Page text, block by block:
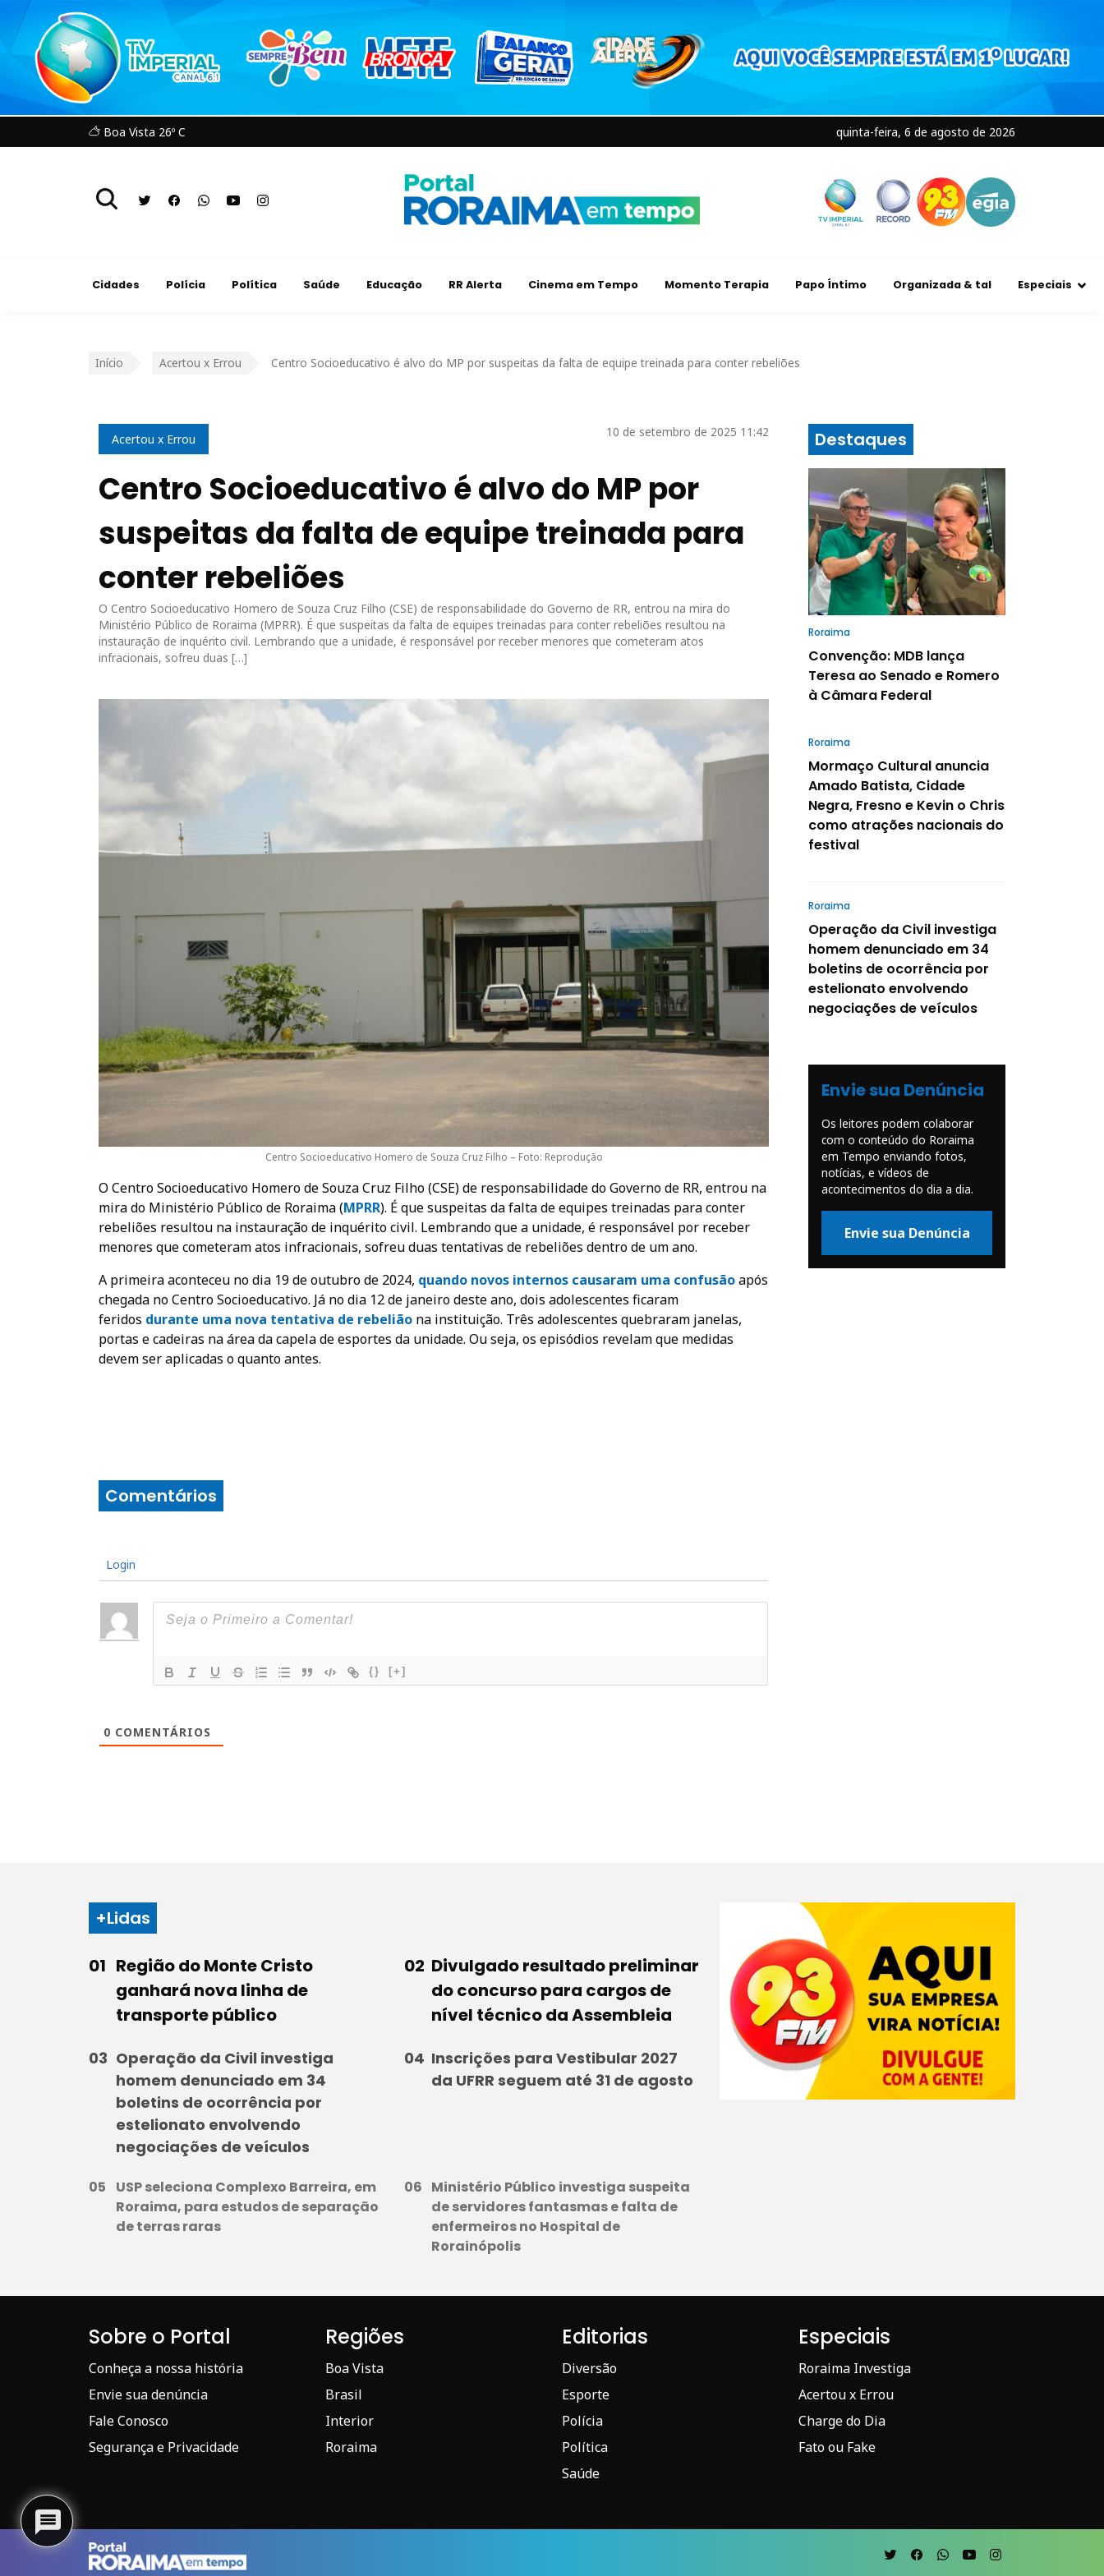
Boa Vista 26º C quinta-feira, 6 de agosto de 2026
Cidades Polícia Política Saúde Educação RR Alerta Cinema em Tempo Momento Terapia Papo Íntimo Organizada & tal Especiais
Início Acertou x Errou Centro Socioeducativo é alvo do MP por suspeitas da falta de equipe treinada para conter rebeliões
Acertou x Errou 10 de setembro de 2025 11:42
Centro Socioeducativo é alvo do MP por
suspeitas da falta de equipe treinada para
conter rebeliões
O Centro Socioeducativo Homero de Souza Cruz Filho (CSE) de responsabilidade do Governo de RR, entrou na mira do
Ministério Público de Roraima (MPRR). É que suspeitas da falta de equipes treinadas para conter rebeliões resultou na
instauração de inquérito civil. Lembrando que a unidade, é responsável por receber menores que cometeram atos
infracionais, sofreu duas […]
Centro Socioeducativo Homero de Souza Cruz Filho – Foto: Reprodução
O Centro Socioeducativo Homero de Souza Cruz Filho (CSE) de responsabilidade do Governo de RR, entrou na
mira do Ministério Público de Roraima (MPRR). É que suspeitas da falta de equipes treinadas para conter
rebeliões resultou na instauração de inquérito civil. Lembrando que a unidade, é responsável por receber
menores que cometeram atos infracionais, sofreu duas tentativas de rebeliões dentro de um ano.
A primeira aconteceu no dia 19 de outubro de 2024, quando novos internos causaram uma confusãoapós
chegada no Centro Socioeducativo. Já no dia 12 de janeiro deste ano, dois adolescentes ficaram
feridos durante uma nova tentativa de rebelião na instituição. Três adolescentes quebraram janelas,
portas e cadeiras na área da capela de esportes da unidade. Ou seja, os episódios revelam que medidas
devem ser aplicadas o quanto antes.
Comentários
Login
{} [+]
0 COMENTÁRIOS
Destaques
Roraima
Convenção: MDB lança
Teresa ao Senado e Romero
à Câmara Federal
Roraima
Mormaço Cultural anuncia
Amado Batista, Cidade
Negra, Fresno e Kevin o Chris
como atrações nacionais do
festival
Roraima
Operação da Civil investiga
homem denunciado em 34
boletins de ocorrência por
estelionato envolvendo
negociações de veículos
Envie sua Denúncia
Os leitores podem colaborar
com o conteúdo do Roraima
em Tempo enviando fotos,
notícias, e vídeos de
acontecimentos do dia a dia.
Envie sua Denúncia
+Lidas
Região do Monte Cristo
ganhará nova linha de
transporte público
Divulgado resultado preliminar
do concurso para cargos de
nível técnico da Assembleia
Operação da Civil investiga
homem denunciado em 34
boletins de ocorrência por
estelionato envolvendo
negociações de veículos
Inscrições para Vestibular 2027
da UFRR seguem até 31 de agosto
USP seleciona Complexo Barreira, em
Roraima, para estudos de separação
de terras raras
Ministério Público investiga suspeita
de servidores fantasmas e falta de
enfermeiros no Hospital de
Rorainópolis
Sobre o Portal
Conheça a nossa história
Envie sua denúncia
Fale Conosco
Segurança e Privacidade
Regiões
Boa Vista
Brasil
Interior
Roraima
Editorias
Diversão
Esporte
Polícia
Política
Saúde
Especiais
Roraima Investiga
Acertou x Errou
Charge do Dia
Fato ou Fake